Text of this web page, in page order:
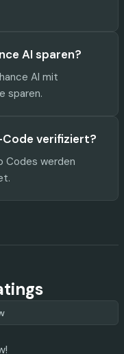
AI sparen?
AI mit
sparen.
Code verifiziert?
Codes werden